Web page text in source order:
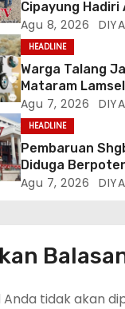
Cipayung Hadiri
Menjelang HUT
Kemerdekaan RI
Agu 8, 2026
HEADLINE
Warga Talang
Mataram
Lumpuh Vina
Tiktok Inginkan
Listrik, Kepala
Provinsi
Cakrawala Tv
Lamsel
Agu 7, 2026
HEADLINE
Pembaruan
Diduga
Negara,
Agu 7, 2026
tidak akan